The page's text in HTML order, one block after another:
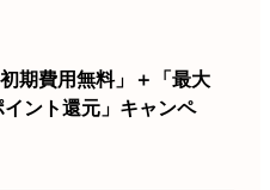
期費用無料」＋「最大
イント還元」キャンペ